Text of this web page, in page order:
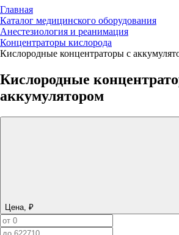
Главная
Каталог медицинского оборудования
Анестезиология и реанимация
Концентраторы кислорода
Кислородные концентраторы с
Кислородные
аккумулятором
Цена, ₽